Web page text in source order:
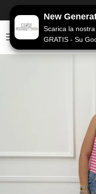
New
Scarica la
GRATIS - Su
Passa ai contenuti